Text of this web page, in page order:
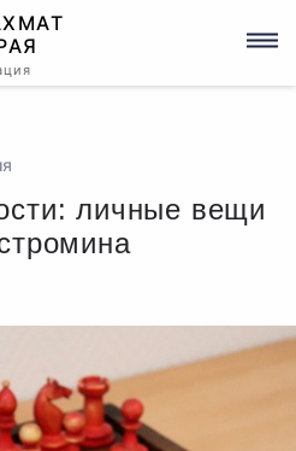
личные вещи